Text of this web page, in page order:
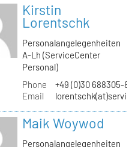
Kirstin
Lorentschk
Personalangelegenheiten
A-Lh (ServiceCenter
Personal)
Phone
+49 (0)30 688305-
Email
Maik Woywod
Personalangelegenheiten